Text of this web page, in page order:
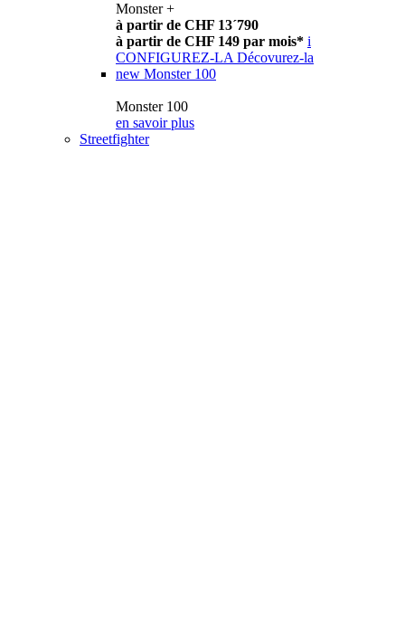
Monster +
à partir de CHF 13´790
à partir de CHF 149 par mois* i
CONFIGUREZ-LA Décovurez-la
new Monster 100
Monster 100
en savoir plus
Streetfighter